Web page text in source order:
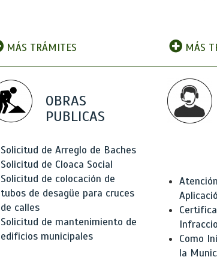
MÁS TRÁMITES MÁS
OBRAS
PUBLICAS
Solicitud de Arreglo de Baches
Solicitud de Cloaca Social
Solicitud de colocación de
tubos de desagüe para cruces
de calles
Solicitud de mantenimiento de
edificios municipales
Como
la